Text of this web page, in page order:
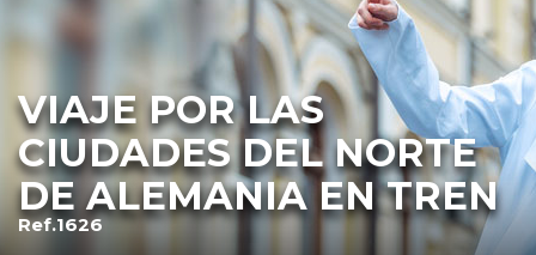
VIAJE POR LAS
CIUDADES DEL NORTE
DE ALEMANIA EN TREN
Ref.1626